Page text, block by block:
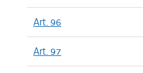
Art. 96
Art. 97